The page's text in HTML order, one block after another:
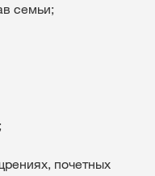
семьи;
почетных